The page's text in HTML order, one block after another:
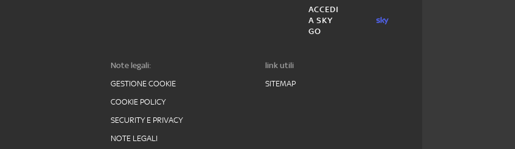
ACCEDI
A SKY
GO
Note legali:
GESTIONE COOKIE
COOKIE POLICY
SECURITY E PRIVACY
NOTE LEGALI
link utili
SITEMAP